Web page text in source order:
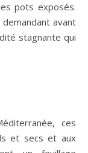
pots exposés.
avant
stagnante qui
ces
et secs et aux